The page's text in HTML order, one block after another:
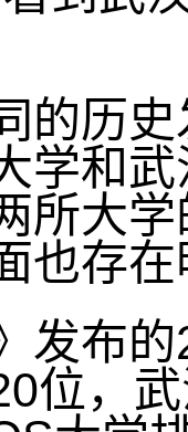
的历
学和
所大
也存
发布
位，